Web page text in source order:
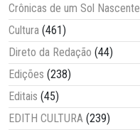
Crônicas de um Sol Nascente
Cultura (461)
Direto da Redação (44)
Edições (238)
Editais (45)
EDITH CULTURA (239)